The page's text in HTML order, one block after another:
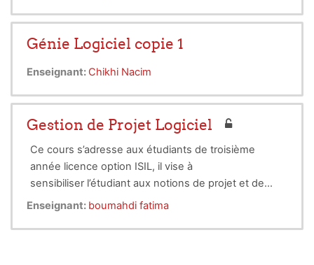
Génie Logiciel copie 1
Enseignant: Chikhi Nacim
Gestion de Projet Logiciel
Ce cours s’adresse aux étudiants de troisième
année licence option ISIL, il vise à
sensibiliser l’étudiant aux notions de projet et de
gestion par projet pour ensuite le rendre
calcule de l’estimation, sa planification et son suivi.
Enseignant: boumahdi fatima